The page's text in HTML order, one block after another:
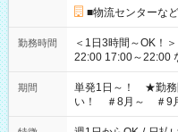
■物流センターな
勤務時間
＜1日3時間～OK！＞ ▼ 例えば… ▼ 15:00～18:00 15:00～
22:00 17:00～22:00 など こちら以外の時間もお気軽
ださい！
期間
単発1日～！ ★勤務
い！ ＃8月～ ＃9